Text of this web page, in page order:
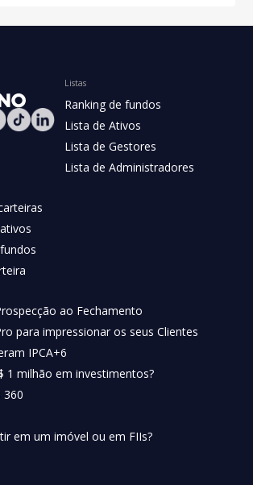
Listas
Ranking de fundos
Lista de Ativos
Lista de Gestores
Lista de Administradores
ao Fechamento
para impressionar os seus Clientes
IPCA+6
1 milhão em investimentos?
360
em um imóvel ou em FIIs?